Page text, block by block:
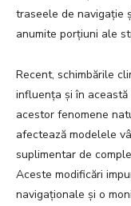
traseele de navigație
anumite porțiuni ale
Recent, schimbările
influența și în
acestor fenomene
afectează modelele
suplimentar de
Aceste modificări
navigaționale și o